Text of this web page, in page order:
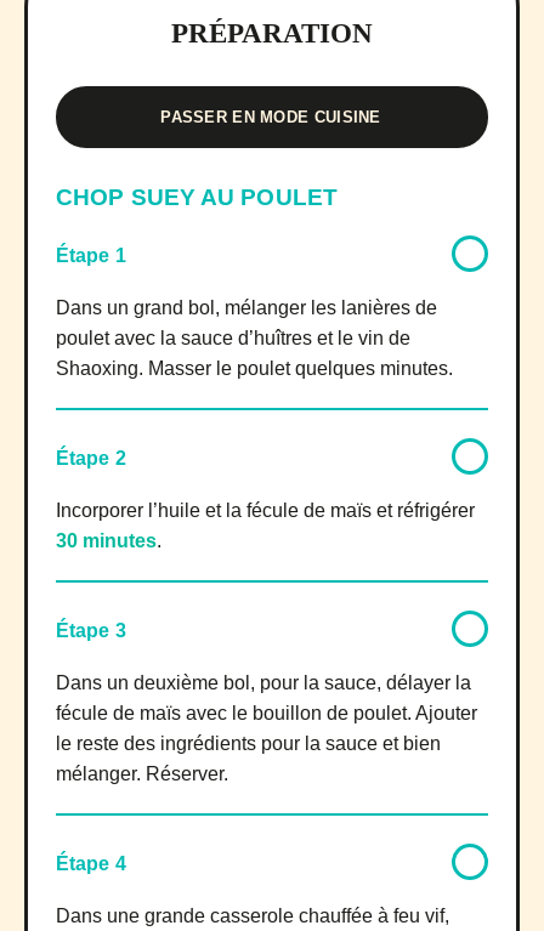
PRÉPARATION
PASSER EN MODE CUISINE
CHOP SUEY AU POULET
Étape 1
Dans un grand bol, mélanger les lanières de
poulet avec la sauce d’huîtres et le vin de
Shaoxing. Masser le poulet quelques minutes.
Étape 2
Incorporer l’huile et la fécule de maïs et réfrigérer
30 minutes.
Étape 3
Dans un deuxième bol, pour la sauce, délayer la
fécule de maïs avec le bouillon de poulet. Ajouter
le reste des ingrédients pour la sauce et bien
mélanger. Réserver.
Étape 4
Dans une grande casserole chauffée à feu vif,